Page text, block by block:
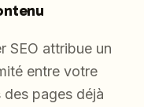
SEO attribue un
entre votre
pages déjà